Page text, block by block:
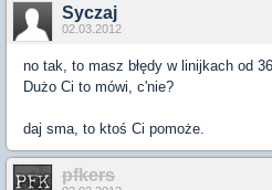
Syczaj
02.03.2012
no tak, to masz błędy w linijkach od
Dużo Ci to mówi, c'nie?
daj sma, to ktoś Ci pomoże.
pfkers